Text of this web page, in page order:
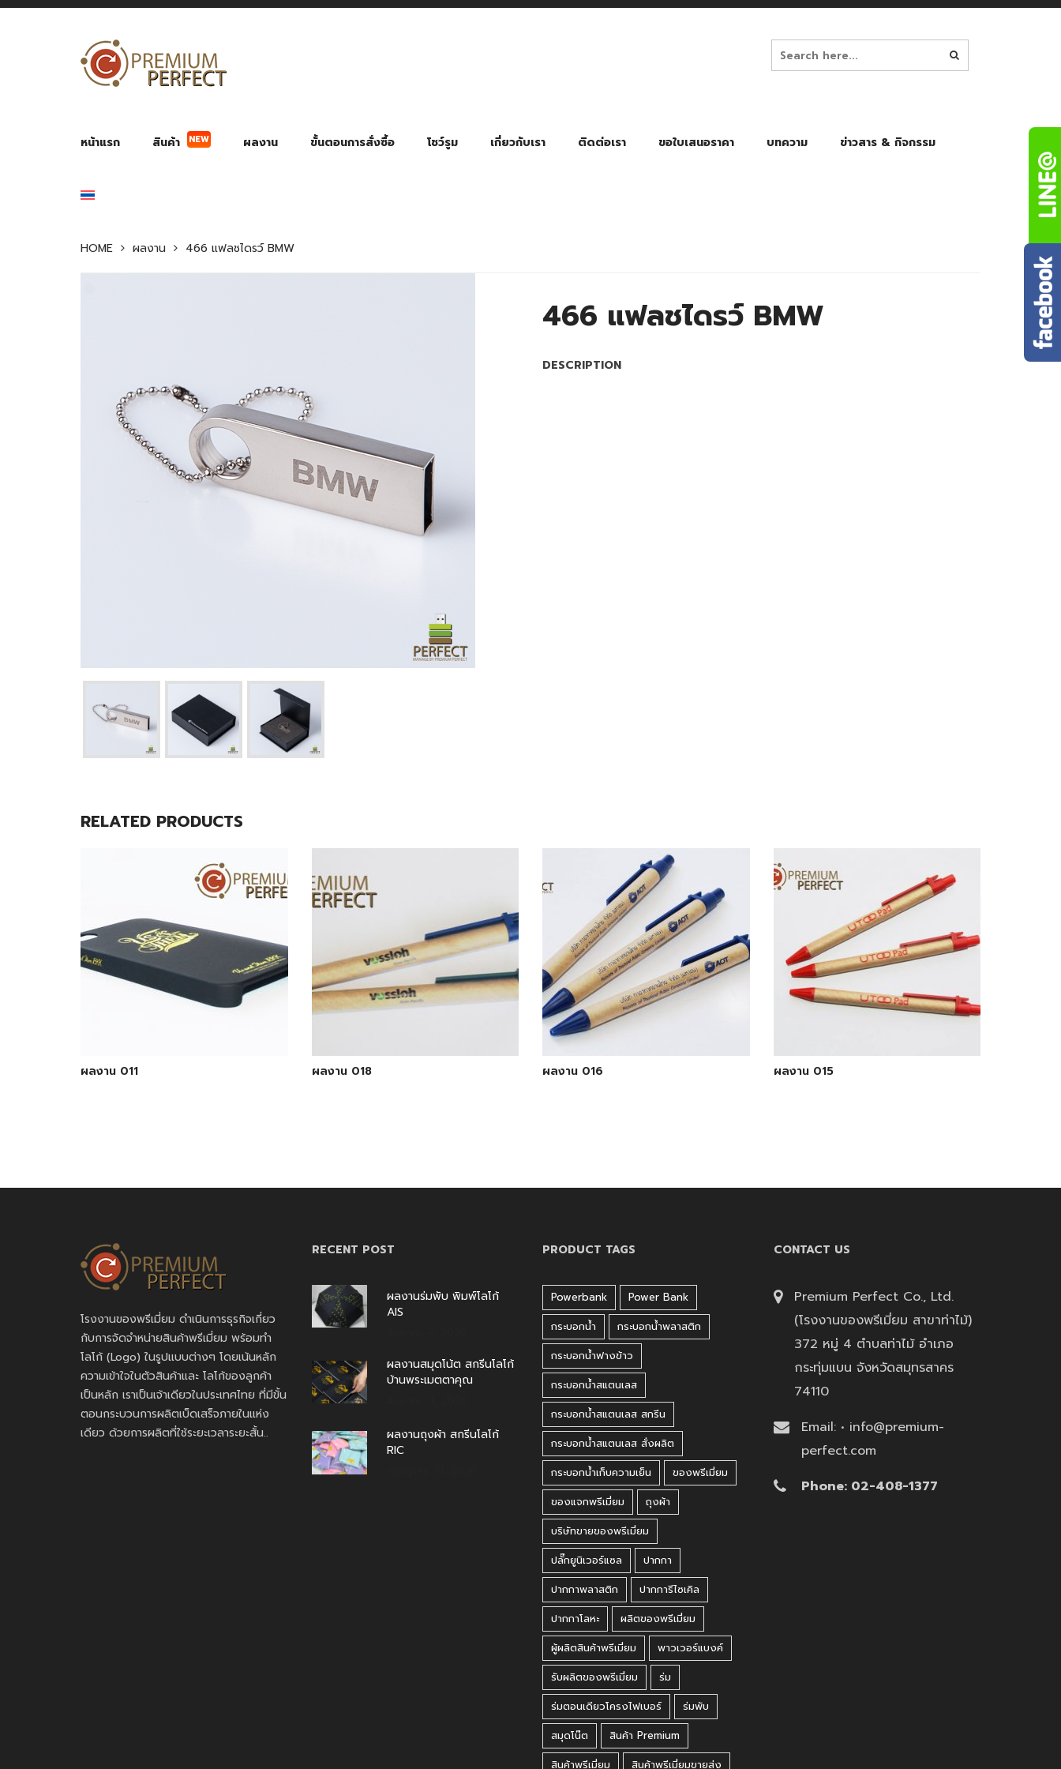
หน้าแรก สินค้า NEW ผลงาน ขั้นตอนการสั่งซื้อ โชว์รูม เกี่ยวกับเรา ติดต่อเรา ขอใบเสนอราคา บทความ ข่าวสาร & กิจกรรม
HOME ผลงาน 466 แฟลชไดรว์ BMW
466 แฟลชไดรว์ BMW
DESCRIPTION
RELATED PRODUCTS
ผลงาน 011 ผลงาน 018 ผลงาน 016 ผลงาน 015
โรงงานของพรีเมี่ยม ดำเนินการธุรกิจเกี่ยว
กับการจัดจำหน่ายสินค้าพรีเมี่ยม พร้อมทำ
โลโก้ (Logo) ในรูปแบบต่างๆ โดยเน้นหลัก
ความเข้าใจในตัวสินค้าและ โลโก้ของลูกค้า
เป็นหลัก เราเป็นเจ้าเดียวในประเทศไทย ที่มีขั้น
ตอนกระบวนการผลิตเบ็ดเสร็จภายในแห่ง
เดียว ด้วยการผลิตที่ใช้ระยะเวลาระยะสั้น..
RECENT POST
ผลงานร่มพับ พิมพ์โลโก้
AIS
ผลงานสมุดโน้ต สกรีนโลโก้
บ้านพระเมตตาคุณ
ผลงานถุงผ้า สกรีนโลโก้
RIC
PRODUCT TAGS
Powerbank
Power Bank
กระบอกน้ำ
กระบอกน้ำพลาสติก
กระบอกน้ำฟางข้าว
กระบอกน้ำสแตนเลส
กระบอกน้ำสแตนเลส สกรีน
กระบอกน้ำสแตนเลส สั่งผลิต
กระบอกน้ำเก็บความเย็น
ของพรีเมี่ยม
ของแจกพรีเมี่ยม
ถุงผ้า
บริษัทขายของพรีเมี่ยม
ปลั๊กยูนิเวอร์แซล
ปากกา
ปากกาพลาสติก
ปากการีไซเคิล
ปากกาโลหะ
ผลิตของพรีเมี่ยม
ผู้ผลิตสินค้าพรีเมี่ยม
พาวเวอร์แบงค์
รับผลิตของพรีเมี่ยม
ร่ม
ร่มตอนเดียวโครงไฟเบอร์
ร่มพับ
สมุดโน๊ต
สินค้า Premium
สินค้าพรีเมี่ยม
สินค้าพรีเมี่ยมขายส่ง
CONTACT US
Premium Perfect Co., Ltd.
(โรงงานของพรีเมี่ยม สาขาท่าไม้)
372 หมู่ 4 ตำบลท่าไม้ อำเภอ
กระทุ่มแบน จังหวัดสมุทรสาคร
74110
Email: • info@premium-
perfect.com
Phone: 02-408-1377